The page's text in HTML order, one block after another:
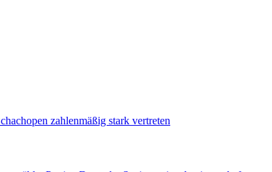
zahlenmäßig stark vertreten